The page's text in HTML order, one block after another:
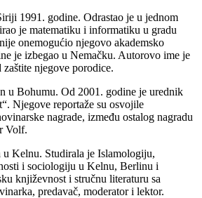
1991. godine. Odrastao je u jednom
je matematiku i informatiku u gradu
onemogućio njegovo akademsko
je izbegao u Nemačku. Autorovo ime je
njegove porodice.
u Bohumu. Od 2001. godine je urednik
Njegove reportaže su osvojile
nagrade, između ostalog nagradu
Volf.
u Kelnu. Studirala je Islamologiju,
i sociologiju u Kelnu, Berlinu i
književnost i stručnu literaturu sa
predavač, moderator i lektor.